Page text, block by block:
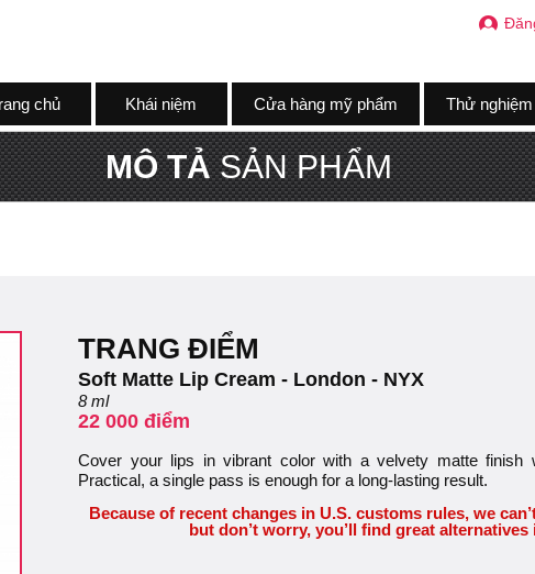
chủ Khái niệm Cửa hàng mỹ phẩm Thử
MÔ TẢSẢN PHẨM
TRANG ĐIỂM
Soft Matte Lip Cream - London - NYX
8 ml
22 000 điểm
Cover your lips in vibrant color with a velvety matte finish
Practical, a single pass is enough for a long-lasting result.
Because of recent changes in U.S. customs rules, we
but don’t worry, you’ll find great alternatives